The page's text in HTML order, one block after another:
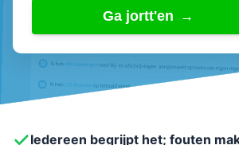
Ga jortt'en
Iedereen begrijpt het; fouten